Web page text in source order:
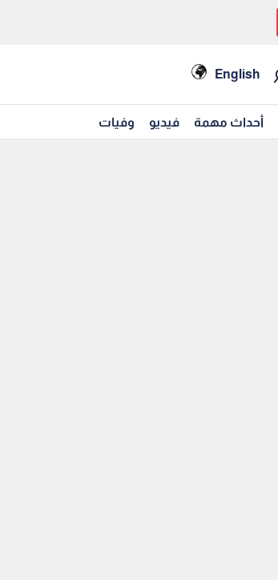
English
أحداث مهمة فيديو وفيات